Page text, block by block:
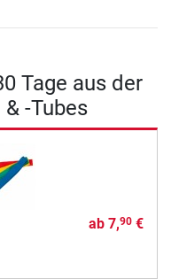
Tage aus der
-Tubes
ab 7,90€